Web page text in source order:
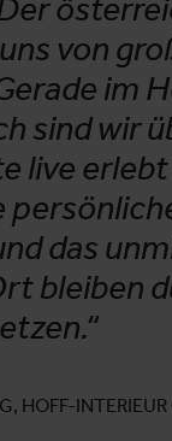
von
im
sind wir
live
das
bleiben
HOFF-